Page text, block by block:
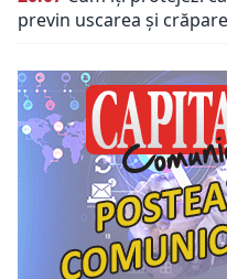
previn uscarea și